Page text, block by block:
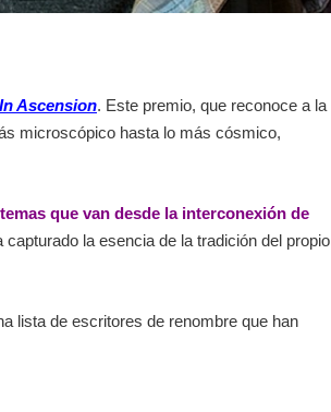
In Ascension. Este premio, que reconoce a la
microscópico hasta lo más cósmico,
que van desde la interconexión de
capturado la esencia de la tradición del propio
lista de escritores de renombre que han